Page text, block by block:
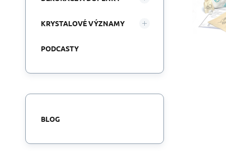
KRYSTALOVÉ VÝZNAMY
PODCASTY
BLOG